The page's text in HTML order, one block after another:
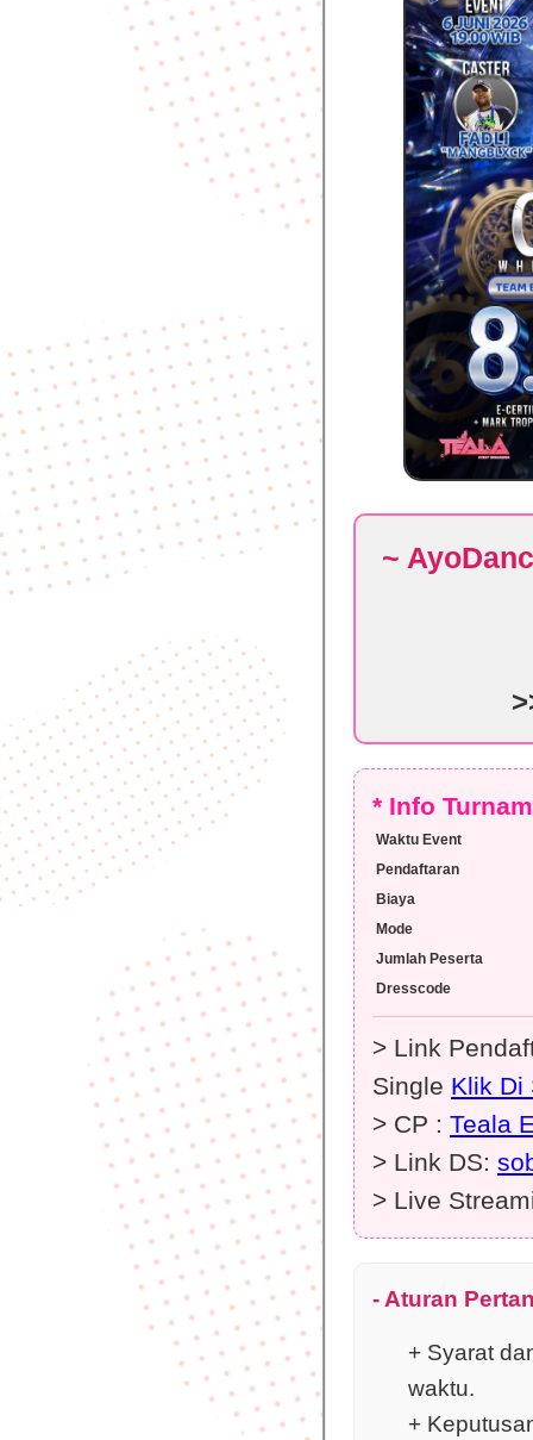
~
* Info
Waktu Event
Pendaftaran
Biaya
Mode
Jumlah Peserta
Dresscode
> Link
Single Klik Di
> CP : Teala
> Link DS:
> Live
- Aturan
+ Syarat
waktu.
+